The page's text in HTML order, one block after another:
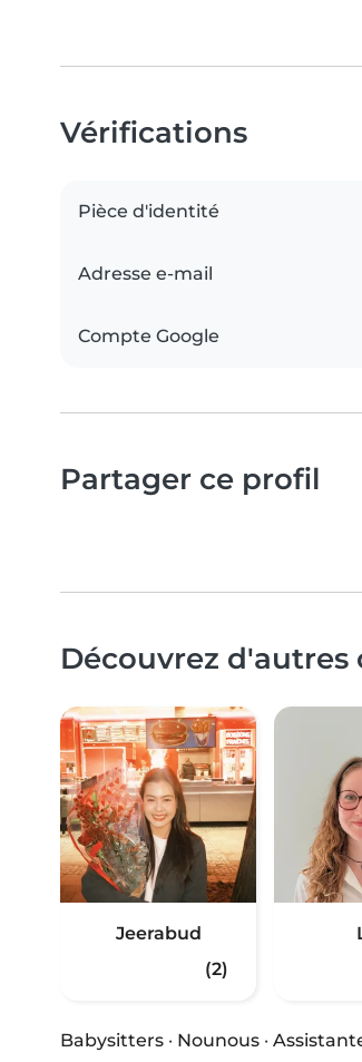
Vérifications
Pièce d'identité
Adresse e-mail
Compte Google
Partager ce profil
Découvrez
Jeerabud
(2)
Babysitters · Nounous ·